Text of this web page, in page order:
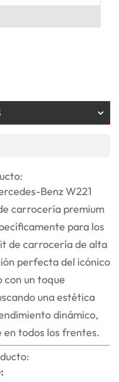
Benz W221
carrocería premium
para los
de carrocería de alta
perfecta del icónico
con un toque
una estética
dinámico,
todos los frentes.